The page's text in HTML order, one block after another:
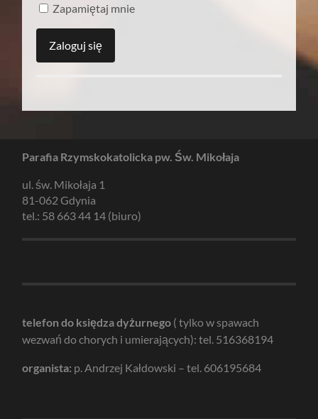
Zapamiętaj mnie
Parafia Rzymskokatolicka pw. Św. Mikołaja
ul. św. Mikołaja 1
81-062 Gdynia
tel.: 58 663 44 14 (biuro)
telefon do księdza dyżurnego ( tylko w spawach
wezwań do chorych i umierających): tel. 516368194
organista: p. Andrzej Kałdowski – tel. 606195684